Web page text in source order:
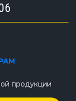
продукции